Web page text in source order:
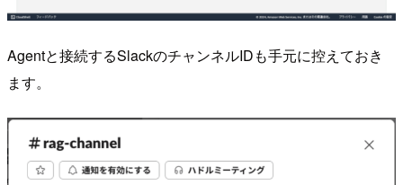
Agentと接続するSlackのチャンネルIDも手元に控えておき
ます。